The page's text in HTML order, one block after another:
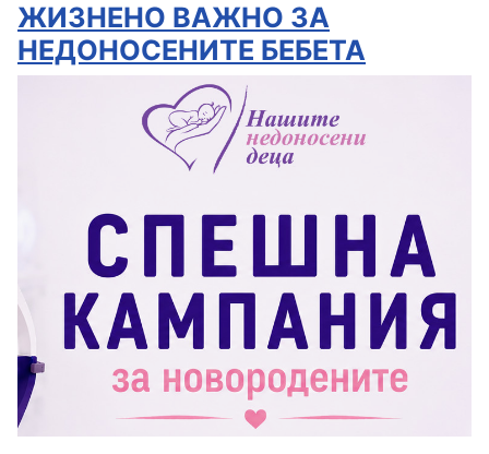
ЖИЗНЕНО ВАЖНО ЗА
НЕДОНОСЕНИТЕ БЕБЕТА